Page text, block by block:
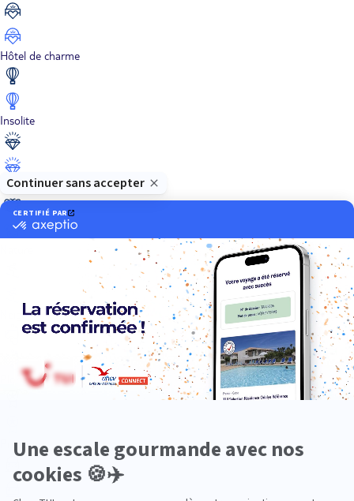
Hôtel de charme
Insolite
Luxe
Neige
Plongée
Premium